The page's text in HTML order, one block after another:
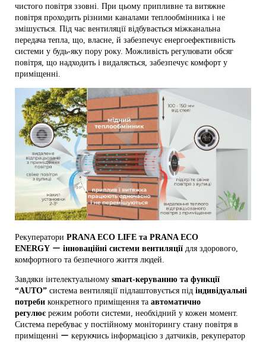
чистого повітря ззовні. При цьому припливне та витяжне
повітря проходить різними каналами теплообмінника і не
змішується. Під час вентиляції відбувається міжканальна
передача тепла, що, власне, й забезпечує енергоефективність
системи у будь-яку пору року. Можливість регулювати обсяг
повітря, що надходить і видаляється, забезпечує комфорт у
приміщенні.
Рекуператори PRANA ECO LIFE та PRANA ECO
ENERGY ー інноваційні системи вентиляції для здорового,
комфортного та безпечного життя людей.
Завдяки інтелектуальному smart-керуванню та функції
“AUTO” система вентиляції підлаштовується під індивідуальні
потреби конкретного приміщення та автоматично
регулює режим роботи системи, необхідний у кожен момент.
Система перебуває у постійному моніторингу стану повітря в
приміщенні ー керуючись інформацією з датчиків, рекуператор